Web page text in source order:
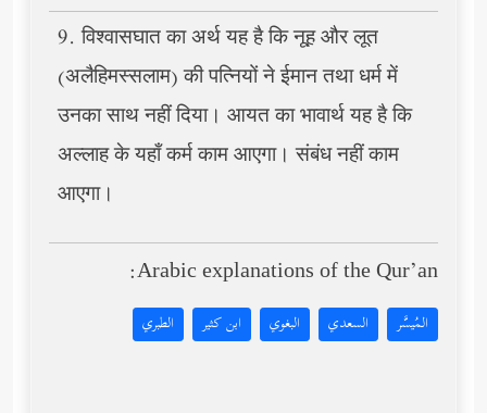
9. विश्वासघात का अर्थ यह है कि नूह़ और लूत
(अलैहिमस्सलाम) की पत्नियों ने ईमान तथा धर्म में
उनका साथ नहीं दिया। आयत का भावार्थ यह है कि
अल्लाह के यहाँ कर्म काम आएगा। संबंध नहीं काम
आएगा।
Arabic explanations of the Qur’an:
المُيسَّر السعدي البغوي ابن كثير الطبري